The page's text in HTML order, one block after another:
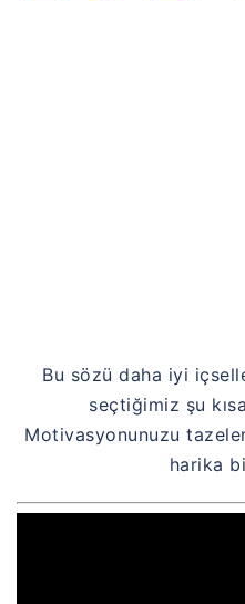
Bu sözü daha iyi
seçtiğimiz şu
Motivasyonunuzu
harika